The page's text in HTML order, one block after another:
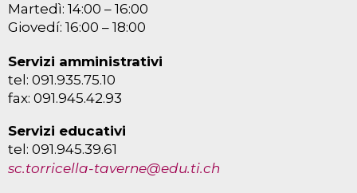
Martedì: 14:00 – 16:00
Giovedí: 16:00 – 18:00
Servizi amministrativi
tel: 091.935.75.10
fax: 091.945.42.93
Servizi educativi
tel: 091.945.39.61
sc.torricella-taverne@edu.ti.ch